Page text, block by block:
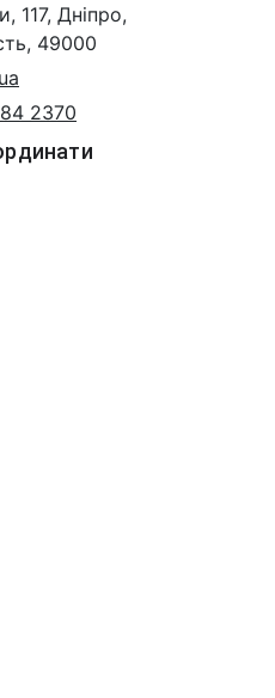
117, Дніпро,
49000
2370